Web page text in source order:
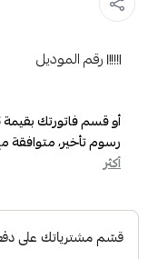
رقم الموديل
أو قسم فاتورتك بقيمة
رسوم تأخير، متوافقة
أكثر